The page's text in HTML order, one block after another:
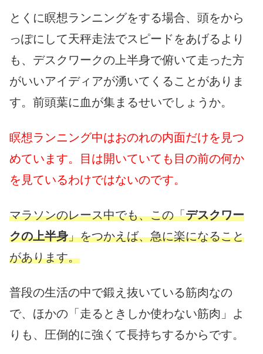
とくに瞑想ランニングをする場合、頭をから
っぽにして天秤走法でスピードをあげるより
も、デスクワークの上半身で俯いて走った方
がいいアイディアが湧いてくることがありま
す。前頭葉に血が集まるせいでしょうか。
瞑想ランニング中はおのれの内面だけを見つ
めています。目は開いていても目の前の何か
を見ているわけではないのです。
マラソンのレース中でも、この「デスクワー
クの上半身」をつかえば、急に楽になること
があります。
普段の生活の中で鍛え抜いている筋肉なの
で、ほかの「走るときしか使わない筋肉」よ
りも、圧倒的に強くて長持ちするからです。